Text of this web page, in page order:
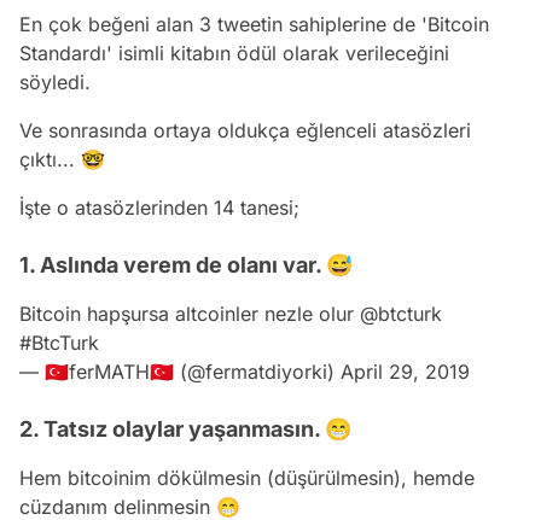
En çok beğeni alan 3 tweetin sahiplerine de 'Bitcoin
Standardı' isimli kitabın ödül olarak verileceğini
söyledi.
Ve sonrasında ortaya oldukça eğlenceli atasözleri
çıktı... 🤓
İşte o atasözlerinden 14 tanesi;
1. Aslında verem de olanı var. 😅
Bitcoin hapşursa altcoinler nezle olur @btcturk
#BtcTurk
— 🇹🇷ferMATH🇹🇷 (@fermatdiyorki) April 29, 2019
2. Tatsız olaylar yaşanmasın. 😁
Hem bitcoinim dökülmesin (düşürülmesin), hemde
cüzdanım delinmesin 😁